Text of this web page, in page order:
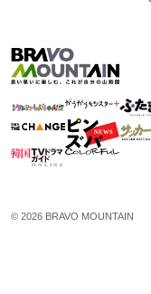
© 2026 BRAVO MOUNTAIN